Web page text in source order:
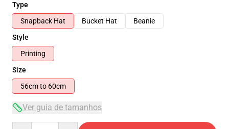
Type
Snapback Hat
Bucket Hat
Beanie
Style
Printing
Size
56cm to 60cm
Ver guia de tamanhos